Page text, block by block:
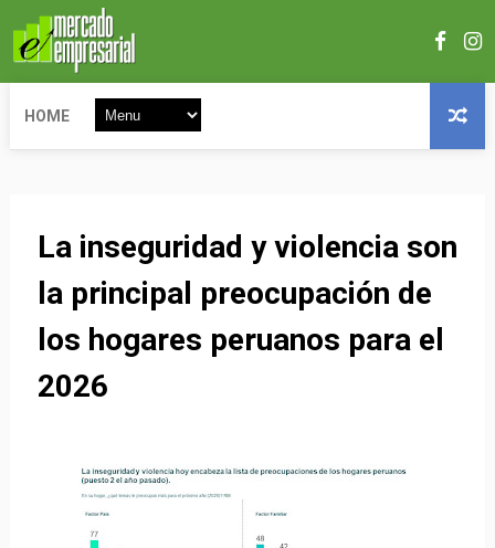
HOME
La inseguridad y violencia son
la principal preocupación de
los hogares peruanos para el
2026